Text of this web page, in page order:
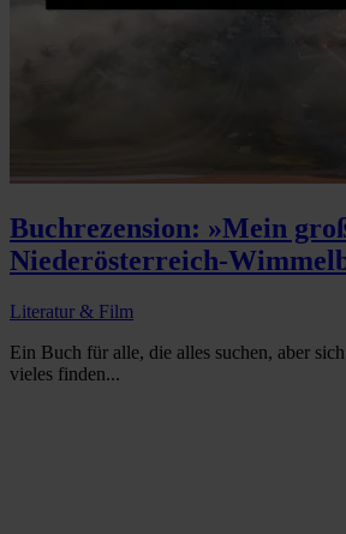
Buchrezension: »Mein
Niederösterreich-
Literatur & Film
Ein Buch für alle, die alles suchen, aber
vieles finden...